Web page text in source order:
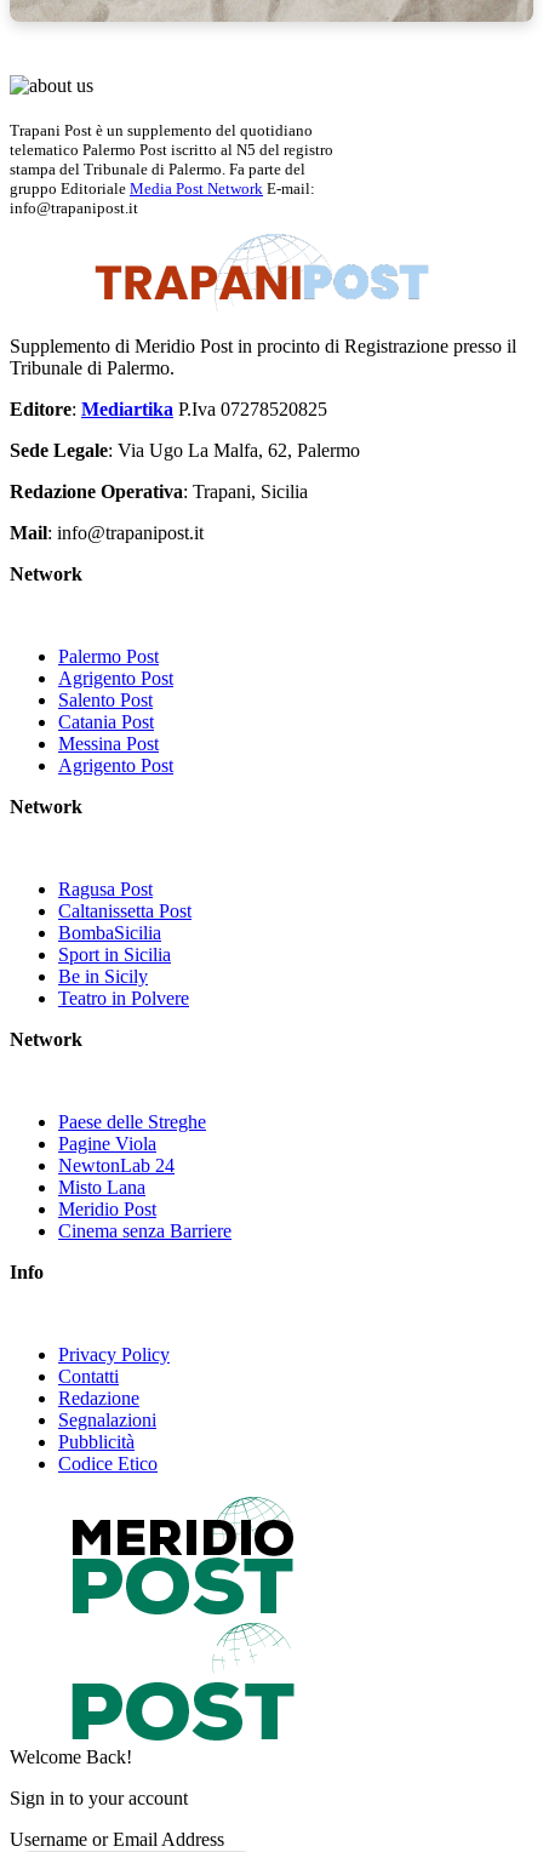
Trapani Post è un supplemento del quotidiano
telematico Palermo Post iscritto al N5 del registro
stampa del Tribunale di Palermo. Fa parte del
gruppo Editoriale Media Post Network E-mail:
info@trapanipost.it
Supplemento di Meridio Post in procinto di Registrazione presso il
Tribunale di Palermo.
Editore: Mediartika P.Iva 07278520825
Sede Legale: Via Ugo La Malfa, 62, Palermo
Redazione Operativa: Trapani, Sicilia
Mail: info@trapanipost.it
Network
Palermo Post
Agrigento Post
Salento Post
Catania Post
Messina Post
Agrigento Post
Network
Ragusa Post
Caltanissetta Post
BombaSicilia
Sport in Sicilia
Be in Sicily
Teatro in Polvere
Network
Paese delle Streghe
Pagine Viola
NewtonLab 24
Misto Lana
Meridio Post
Cinema senza Barriere
Info
Privacy Policy
Contatti
Redazione
Segnalazioni
Pubblicità
Codice Etico
Welcome Back!
Sign in to your account
Username or Email Address